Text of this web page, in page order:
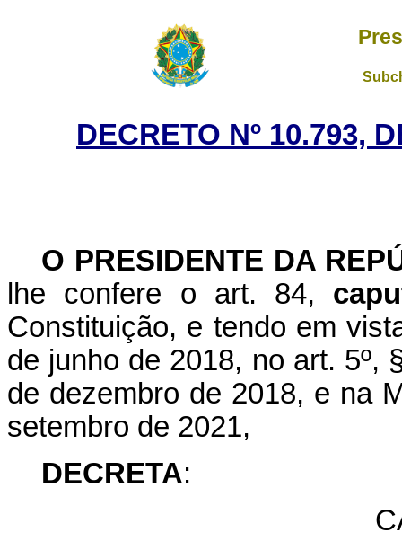
DECRETO Nº 10.793,
O PRESIDENTE DA
lhe confere o art. 84,
Constituição, e tendo em
de junho de 2018, no art. 5º,
de dezembro de 2018, e na
setembro de 2021,
DECRETA: